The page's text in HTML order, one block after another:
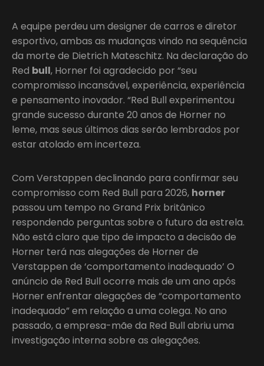
A equipe perdeu um designer de carros e diretor
esportivo, ambas as mudanças vindo na sequência
da morte de Dietrich Mateschitz. Na declaração do
Red bull, Horner foi agradecido por “seu
compromisso incansável, experiência, experiência
e pensamento inovador. “Red Bull experimentou
grande sucesso durante 20 anos de Horner no
leme, mas seus últimos dias serão lembrados por
estar atolado em incerteza.
Com Verstappen declinando para confirmar seu
compromisso com Red Bull para 2026, horner
passou um tempo no Grand Prix britânico
respondendo perguntas sobre o futuro da estrela.
Não está claro que tipo de impacto a decisão de
Horner terá nas alegações de Horner de
Verstappen de ‘comportamento inadequado’ O
anúncio de Red Bull ocorre mais de um ano após
Horner enfrentar alegações de “comportamento
inadequado” em relação a uma colega. No ano
passado, a empresa-mãe da Red Bull abriu uma
investigação interna sobre as alegações.